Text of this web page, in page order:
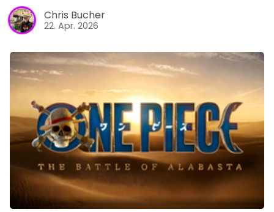
Chris Bucher
22. Apr. 2026